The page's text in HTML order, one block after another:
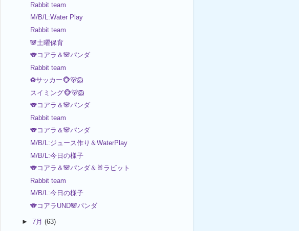
Rabbit team
M/B/L:Water Play
Rabbit team
🐼土曜保育
🐨コアラ＆🐼パンダ
Rabbit team
⚽️サッカー🐵🐻🦁
スイミング🐵🐻🦁
🐨コアラ＆🐼パンダ
Rabbit team
🐨コアラ＆🐼パンダ
M/B/L:ジュース作り＆WaterPlay
M/B/L:今日の様子
🐨コアラ＆🐼パンダ＆🐰ラビット
Rabbit team
M/B/L:今日の様子
🐨コアラUND🐼パンダ
►7月(63)